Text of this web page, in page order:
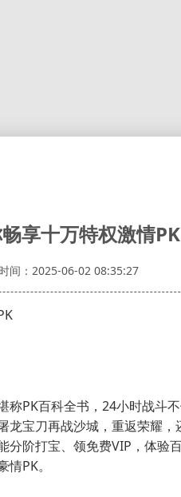
享十万特权激情PK
时间：2025-06-02 08:35:27
PK百科全书，24小时战斗不
龙宝刀再战沙城，重返荣耀，
分阶打宝、领免费VIP，体验
PK。